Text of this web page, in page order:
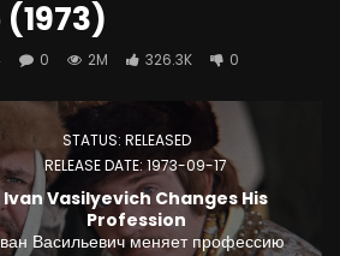
0 2M 326.3K 0
STATUS: RELEASED
RELEASE DATE: 1973-09-17
Ivan Vasilyevich Changes His
Profession
Васильевич меняет профессию